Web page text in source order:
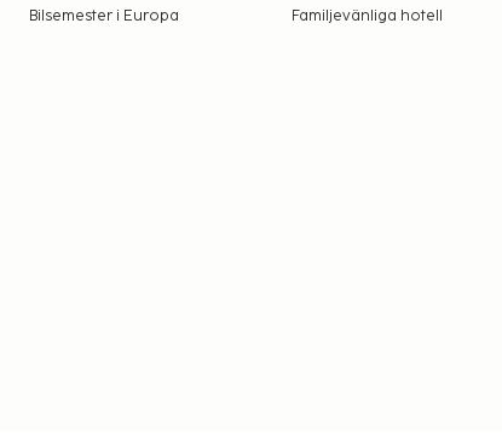
Bilsemester i Europa Familjevänliga hotell